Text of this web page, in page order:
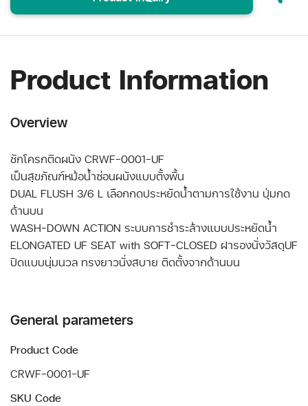
Product Information
Overview
ชักโครกติดผนัง CRWF-0001-UF
เป็นสุขภัณฑ์หม้อน้ำซ่อนผนังแบบตั้งพื้น
DUAL FLUSH 3/6 L เลือกกดประหยัดน้ำตามการใช้งาน ปุ่มกด
ด้านบน
WASH-DOWN ACTION ระบบการชำระล้างแบบประหยัดน้ำ
ELONGATED UF SEAT with SOFT-CLOSED ฝารองนั่งวัสดุUF
ปิดแบบนุ่มนวล ทรงยาวนั่งสบาย ติดตั้งจากด้านบน
General parameters
Product Code
CRWF-0001-UF
SKU Code